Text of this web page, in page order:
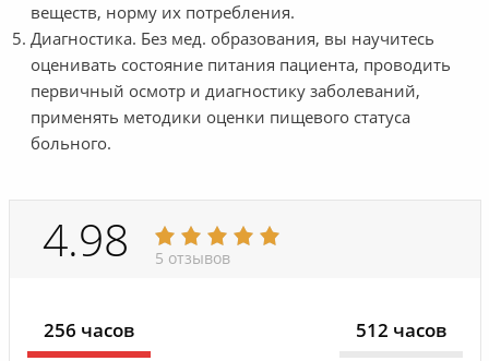
веществ, норму их потребления.
Диагностика. Без мед. образования, вы научитесь
оценивать состояние питания пациента, проводить
первичный осмотр и диагностику заболеваний,
применять методики оценки пищевого статуса
больного.
4.98 5 отзывов
256 часов 512 часов